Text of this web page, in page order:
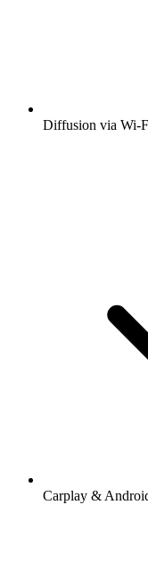
Diffusion via Wi-
Carplay &